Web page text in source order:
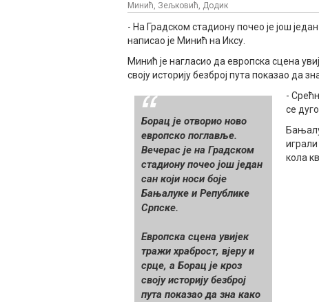
Минић, Зељковић, Додик
- На Градском стадиону почео је још
написао је Минић на Иксу.
Минић је нагласио да европска сцена
своју историју безброј пута показао да
Борац je отворио ново
европско поглавље.
Вечерас је на Градском
стадиону почео још један
сан који носи боје
Бањалуке и Републике
Српске.
Европска сцена увијек
тражи храброст, вјеру и
срце, а Борац је кроз
своју историју безброј
пута показао да зна како
-
се
кола